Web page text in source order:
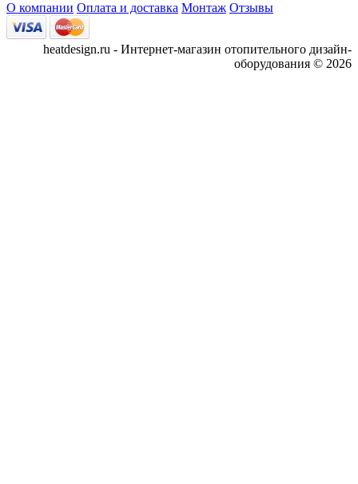
О компании Оплата и доставка Монтаж Отзывы
heatdesign.ru - Интернет-магазин отопительного дизайн-
оборудования © 2026